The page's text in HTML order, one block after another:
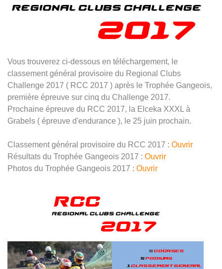
Vous trouverez ci-dessous en téléchargement, le
classement général provisoire du Regional Clubs
Challenge 2017 ( RCC 2017 ) après le Trophée Gangeois,
première épreuve sur cinq du Challenge 2017.
Prochaine épreuve du RCC 2017, la Elceka XXXL à
Grabels ( épreuve d'endurance ), le 25 juin prochain.
Classement général provisoire du RCC 2017 : Ouvrir
Résultats du Trophée Gangeois 2017 : Ouvrir
Photos du Trophée Gangeois 2017 : Ouvrir